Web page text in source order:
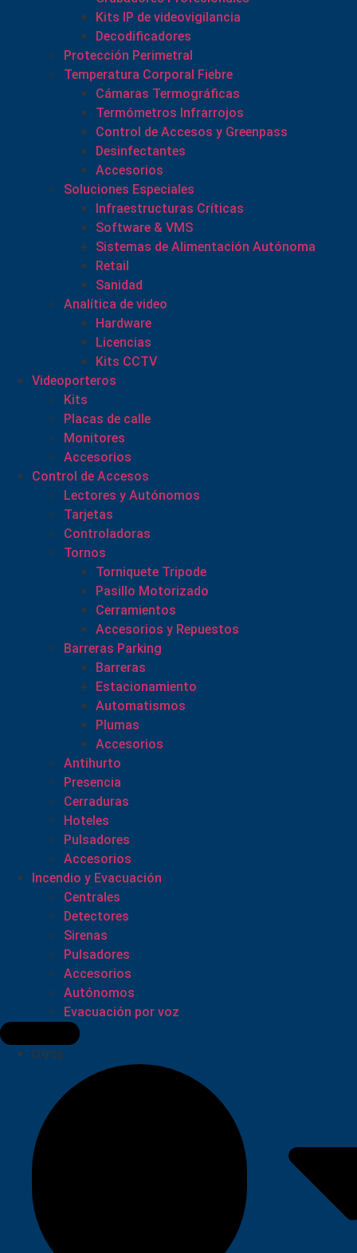
Kits IP de videovigilancia
Decodificadores
Protección Perimetral
Temperatura Corporal Fiebre
Cámaras Termográficas
Termómetros Infrarrojos
Control de Accesos y Greenpass
Desinfectantes
Accesorios
Soluciones Especiales
Infraestructuras Críticas
Software & VMS
Sistemas de Alimentación Autónoma
Retail
Sanidad
Analítica de video
Hardware
Licencias
Kits CCTV
Videoporteros
Kits
Placas de calle
Monitores
Accesorios
Control de Accesos
Lectores y Autónomos
Tarjetas
Controladoras
Tornos
Torniquete Tripode
Pasillo Motorizado
Cerramientos
Accesorios y Repuestos
Barreras Parking
Barreras
Estacionamiento
Automatismos
Plumas
Accesorios
Antihurto
Presencia
Cerraduras
Hoteles
Pulsadores
Accesorios
Incendio y Evacuación
Centrales
Detectores
Sirenas
Pulsadores
Accesorios
Autónomos
Evacuación por voz
Otros